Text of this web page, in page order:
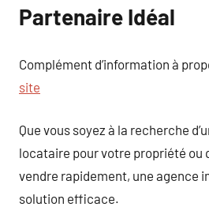
Partenaire Idéal
Complément d’information à
site
Que vous soyez à la recherche
locataire pour votre propriété ou
vendre rapidement, une agence
solution efficace.